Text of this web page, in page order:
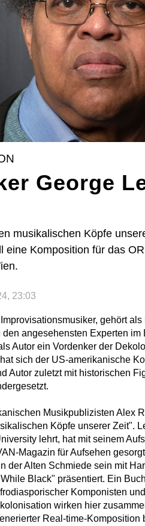
George
musikalischen Köpfe
eine Komposition für das
23:03
gehört
den angesehensten Experten im
Autor ein Vordenker der
sich der US-amerikanische
Autor zuletzt mit historischen
Musikpublizisten Alex
Köpfe unserer Zeit".
lehrt, hat mit seinem
Magazin für Aufsehen
der Alten Schmiede sein mit
Black" präsentiert. Ein
Komponisten
wirken hier
Real-time-Komposition